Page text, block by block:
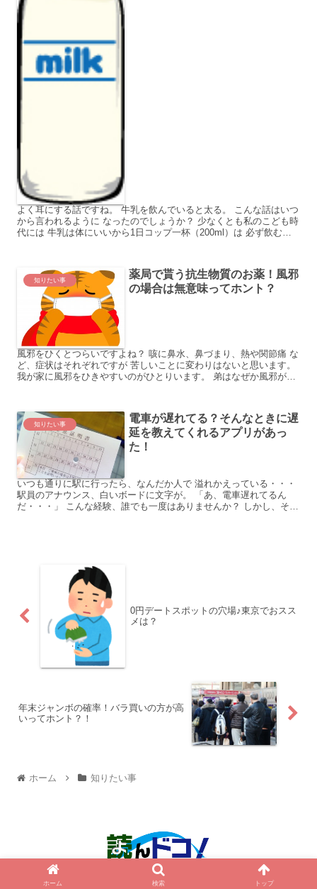
よく耳にする話ですね。 牛乳を飲んでいると太る。 こんな話はいつ
から言われるように なったのでしょうか？ 少なくとも私のこども時
代には 牛乳は体にいいから1日コップ一杯（200ml）は 必ず飲むよ
知りたい事
薬局で貰う抗生物質のお薬！風邪
の場合は無意味ってホント？
風邪をひくとつらいですよね？ 咳に鼻水、鼻づまり、熱や関節痛 な
ど、症状はそれぞれですが 苦しいことに変わりはないと思います。
我が家に風邪をひきやすいのがひとりいます。 弟はなぜか風邪が流
知りたい事
電車が遅れてる？そんなときに遅
延を教えてくれるアプリがあっ
た！
いつも通りに駅に行ったら、なんだか人で 溢れかえっている・・・
駅員のアナウンス、白いボードに文字が。 「あ、電車遅れてるん
だ・・・」 こんな経験、誰でも一度はありませんか？ しかし、そん
0円デートスポットの穴場♪東京でおスス
メは？
年末ジャンボの確率！バラ買いの方が高
いってホント？！
ホーム 知りたい事
© 2015 読んドコ！.
ホーム 検索 トップ